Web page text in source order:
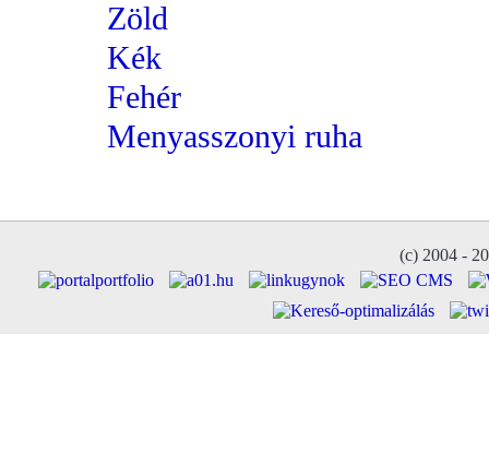
Zöld
Kék
Fehér
Menyasszonyi ruha
(c) 2004 -